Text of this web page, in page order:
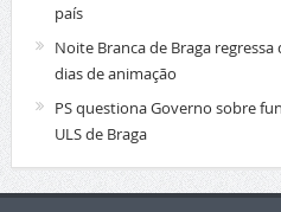
país
Noite Branca de Braga
dias de animação
PS questiona Governo sobre
ULS de Braga